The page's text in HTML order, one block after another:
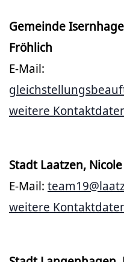
Gemeinde
Fröhlich
E-Mail:
weitere
Stadt Laatzen,
E-Mail:
weitere